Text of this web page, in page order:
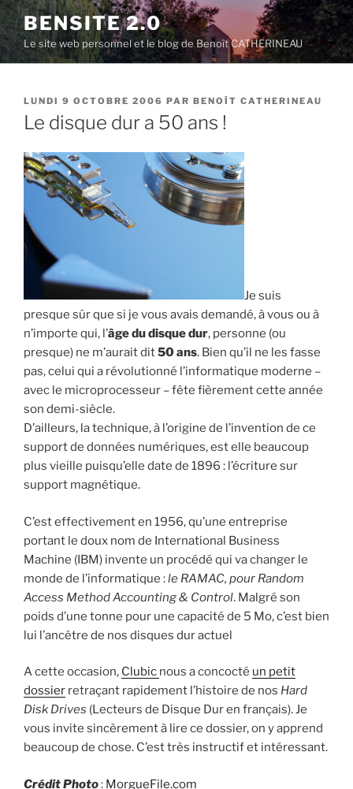
Aller
au
contenu
principal
BENSITE 2.0
Le site web personnel et le blog de Benoît CATHERINEAU
PUBLIÉ
LE
LUNDI 9 OCTOBRE 2006 PAR BENOÎT CATHERINEAU
Le disque dur a 50 ans !
Je suis
presque sûr que si je vous avais demandé, à vous ou à
n’importe qui, l’âge du disque dur, personne (ou
presque) ne m’aurait dit50 ans. Bien qu’il ne les fasse
pas, celui qui a révolutionné l’informatique moderne –
avec le microprocesseur – fête fièrement cette année
son demi-siècle.
D’ailleurs, la technique, à l’origine de l’invention de ce
support de données numériques, est elle beaucoup
plus vieille puisqu’elle date de 1896 : l’écriture sur
support magnétique.
C’est effectivement en 1956, qu’une entreprise
portant le doux nom de International Business
Machine (IBM) invente un procédé qui va changer le
monde de l’informatique :le RAMAC, pour Random
Access Method Accounting & Control. Malgré son
poids d’une tonne pour une capacité de 5 Mo, c’est bien
lui l’ancêtre de nos disques dur actuel
A cette occasion, Clubic nous a concocté un petit
dossier retraçant rapidement l’histoire de nos Hard
Disk Drives (Lecteurs de Disque Dur en français). Je
vous invite sincèrement à lire ce dossier, on y apprend
beaucoup de chose. C’est très instructif et intéressant.
Crédit Photo: MorgueFile.com